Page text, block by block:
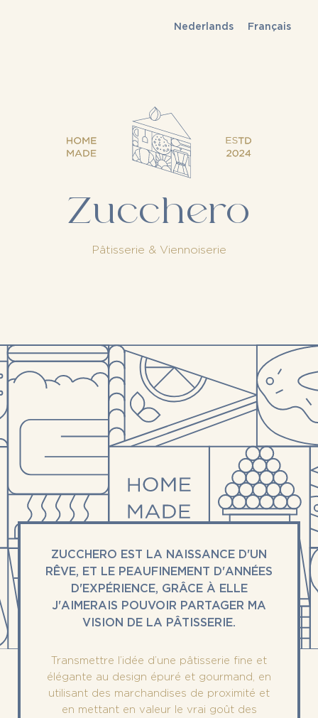
Nederlands Français
Zucchero
Pâtisserie & Viennoiserie
ZUCCHERO EST LA NAISSANCE D'UN
RÊVE, ET LE PEAUFINEMENT D'ANNÉES
D'EXPÉRIENCE, GRÂCE À ELLE
J'AIMERAIS POUVOIR PARTAGER MA
VISION DE LA PÂTISSERIE.
Transmettre l’idée d’une pâtisserie fine et
élégante au design épuré et gourmand, en
utilisant des marchandises de proximité et
en mettant en valeur le vrai goût des